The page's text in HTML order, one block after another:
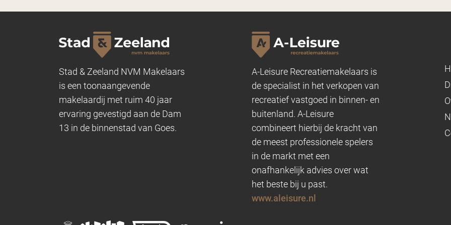
Stad & Zeeland NVM Makelaars
is een toonaangevende
makelaardij met ruim 40 jaar
ervaring gevestigd aan de Dam
13 in de binnenstad van Goes.
A-Leisure Recreatiemakelaars is
de specialist in het verkopen van
recreatief vastgoed in binnen- en
buitenland. A-Leisure
combineert hierbij de kracht van
de meest professionele spelers
in de markt met een
onafhankelijk advies over wat
het beste bij u past.
www.aleisure.nl